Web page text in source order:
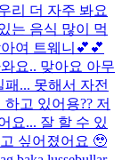
리 더 자주 봐요
는 음식 많이 먹
여 트웨니💕💕
요.. 맞아요 아무
... 못해서 자전
고 있어용?? 저
요... 잘 할 수 있
싶어졌어요 🥹